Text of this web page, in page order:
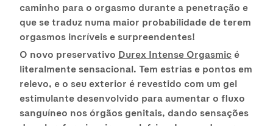
caminho para o orgasmo durante a penetração e
que se traduz numa maior probabilidade de terem
orgasmos incríveis e surpreendentes!
O novo preservativo Durex Intense Orgasmic é
literalmente sensacional. Tem estrias e pontos em
relevo, e o seu exterior é revestido com um gel
estimulante desenvolvido para aumentar o fluxo
sanguíneo nos órgãos genitais, dando sensações